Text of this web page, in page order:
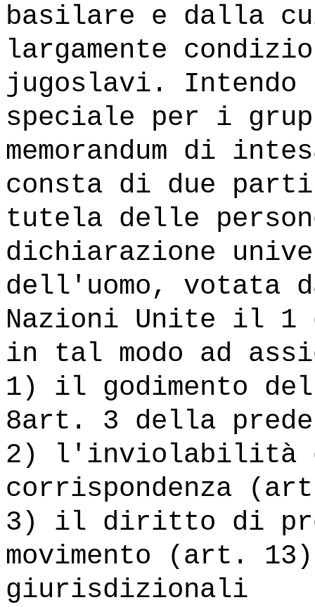
basilare e dalla
largamente
jugoslavi.
speciale per i
memorandum di
consta di due
tutela delle
dichiarazione
dell'uomo, votata
Nazioni Unite il 1
in tal modo ad
1) il godimento
8art. 3 della
2) l'inviolabilità
corrispondenza
3) il diritto di
movimento (art.
giurisdizionali